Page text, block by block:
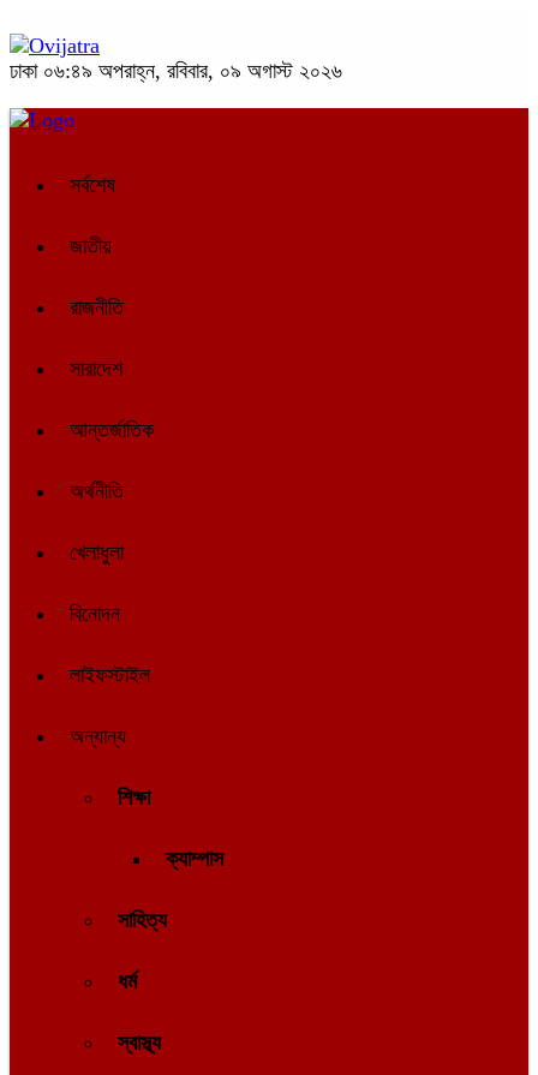
ঢাকা ০৬:৪৯ অপরাহ্ন, রবিবার, ০৯ অগাস্ট ২০২৬
সর্বশেষ
জাতীয়
রাজনীতি
সারাদেশ
আন্তর্জাতিক
অর্থনীতি
খেলাধুলা
বিনোদন
লাইফস্টাইল
অন্যান্য
শিক্ষা
ক্যাম্পাস
সাহিত্য
ধর্ম
স্বাস্থ্য